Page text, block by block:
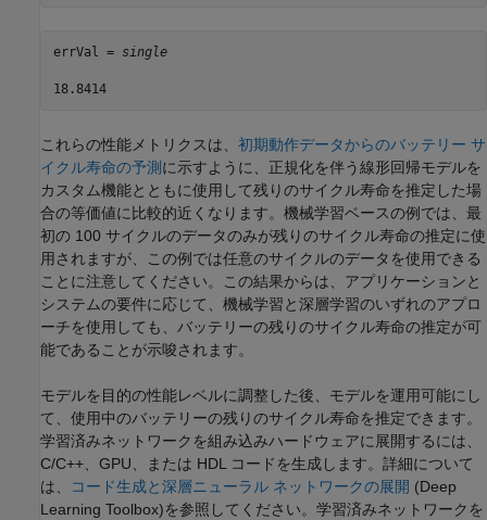
errVal = single
18.8414
これらの性能メトリクスは、 初期動作データからのバッテリー サ
イクル寿命の予測 に示すように、正規化を伴う線形回帰モデルを
カスタム機能とともに使用して残りのサイクル寿命を推定した場
合の等価値に比較的近くなります。機械学習ベースの例では、最
初の 100 サイクルのデータのみが残りのサイクル寿命の推定に使
用されますが、この例では任意のサイクルのデータを使用できる
ことに注意してください。この結果からは、アプリケーションと
システムの要件に応じて、機械学習と深層学習のいずれのアプロ
ーチを使用しても、バッテリーの残りのサイクル寿命の推定が可
能であることが示唆されます。
モデルを目的の性能レベルに調整した後、モデルを運用可能にし
て、使用中のバッテリーの残りのサイクル寿命を推定できます。
学習済みネットワークを組み込みハードウェアに展開するには、
C/C++、GPU、または HDL コードを生成します。詳細について
は、
コード生成と深層ニューラル ネットワークの展開 (Deep
Learning Toolbox)を参照してください。学習済みネットワークを